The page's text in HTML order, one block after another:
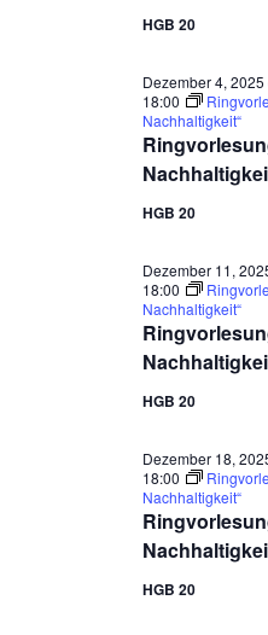
HGB 20
Dezember 4, 2025
18:00
Nachhaltigkeit“
HGB 20
Dezember 11,
18:00
Nachhaltigkeit“
HGB 20
Dezember 18,
18:00
Nachhaltigkeit“
HGB 20